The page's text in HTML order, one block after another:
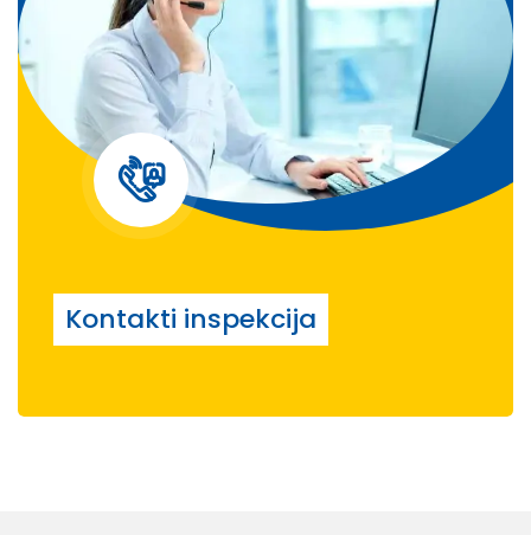
Kontakti inspekcija